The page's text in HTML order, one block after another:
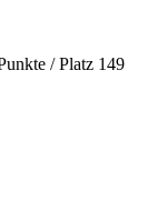
/ Platz 149